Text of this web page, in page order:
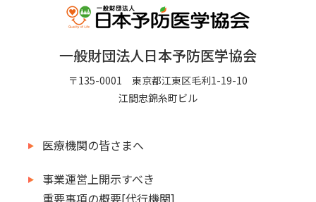
一般財団法人日本予防医学協会
〒135-0001 東京都江東区毛利1-19-10
江間忠錦糸町ビル
医療機関の皆さまへ
事業運営上開示すべき